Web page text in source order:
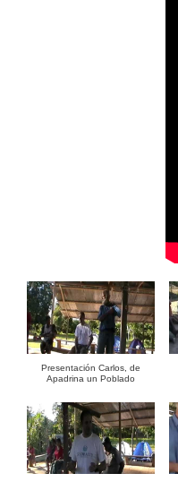
Presentación Carlos, de
Apadrina un Poblado